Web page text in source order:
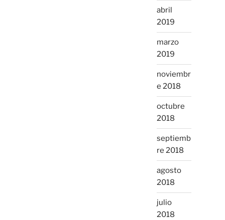
abril
2019
marzo
2019
noviembr
e 2018
octubre
2018
septiemb
re 2018
agosto
2018
julio
2018